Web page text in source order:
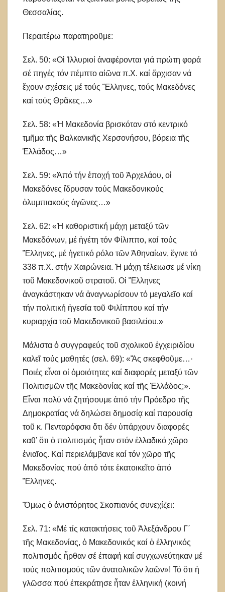
Θεσσαλίας.
Περαιτέρω παρατηροῦμε:
Σελ. 50: «Οἱ Ἰλλυριοί ἀναφέρονται γιά πρώτη φορά
σέ πηγές τόν πέμπτο αἰῶνα π.Χ. καί ἄρχισαν νά
ἔχουν σχέσεις μέ τούς Ἕλληνες, τούς Μακεδόνες
καί τούς Θρᾶκες…»
Σελ. 58: «Ἡ Μακεδονία βρισκόταν στό κεντρικό
τμῆμα τῆς Βαλκανικῆς Χερσονήσου, βόρεια τῆς
Ἑλλάδος…»
Σελ. 59: «Ἀπό τήν ἐποχή τοῦ Ἀρχελάου, οἱ
Μακεδόνες ἵδρυσαν τούς Μακεδονικούς
ὀλυμπιακούς ἀγῶνες…»
Σελ. 62: «Ἡ καθοριστική μάχη μεταξύ τῶν
Μακεδόνων, μέ ἡγέτη τόν Φίλιππο, καί τούς
Ἕλληνες, μέ ἡγετικό ρόλο τῶν Ἀθηναίων, ἔγινε τό
338 π.Χ. στήν Χαιρώνεια. Ἡ μάχη τέλειωσε μέ νίκη
τοῦ Μακεδονικοῦ στρατοῦ. Οἱ Ἕλληνες
ἀναγκάστηκαν νά ἀναγνωρίσουν τό μεγαλεῖο καί
τήν πολιτική ἡγεσία τοῦ Φιλίππου καί τήν
κυριαρχία τοῦ Μακεδονικοῦ βασιλείου.»
Μάλιστα ὁ συγγραφεύς τοῦ σχολικοῦ ἐγχειριδίου
καλεῖ τούς μαθητές (σελ. 69): «Ἄς σκεφθοῦμε…·
Ποιές εἶναι οἱ ὁμοιότητες καί διαφορές μεταξύ τῶν
Πολιτισμῶν τῆς Μακεδονίας καί τῆς Ἑλλάδος;».
Εἶναι πολύ νά ζητήσουμε ἀπό τήν Πρόεδρο τῆς
Δημοκρατίας νά δηλώσει δημοσίᾳ καί παρουσίᾳ
τοῦ κ. Πενταρόφσκι ὅτι δέν ὑπάρχουν διαφορές
καθ’ ὅτι ὁ πολιτισμός ἦταν στόν ἑλλαδικό χῶρο
ἑνιαῖος. Καί περιελάμβανε καί τόν χῶρο τῆς
Μακεδονίας πού ἀπό τότε ἐκατοικεῖτο ἀπό
Ἕλληνες.
Ὅμως ὁ ἀνιστόρητος Σκοπιανός συνεχίζει:
Σελ. 71: «Μέ τίς κατακτήσεις τοῦ Ἀλεξάνδρου Γ΄
τῆς Μακεδονίας, ὁ Μακεδονικός καί ὁ ἑλληνικός
πολιτισμός ἦρθαν σέ ἐπαφή καί συγχωνεύτηκαν μέ
τούς πολιτισμούς τῶν ἀνατολικῶν λαῶν»! Τό ὅτι ἡ
γλῶσσα πού ἐπεκράτησε ἦταν ἑλληνική (κοινή